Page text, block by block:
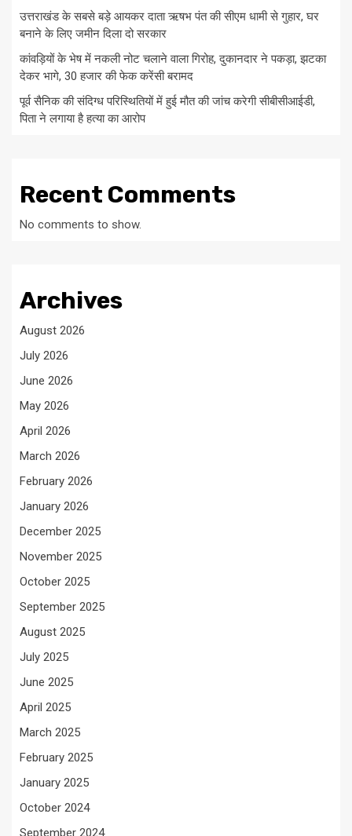
उत्तराखंड के सबसे बड़े आयकर दाता ऋषभ पंत की सीएम धामी से गुहार, घर
बनाने के लिए जमीन दिला दो सरकार
कांवड़ियों के भेष में नकली नोट चलाने वाला गिरोह, दुकानदार ने पकड़ा, झटका
देकर भागे, 30 हजार की फेक करेंसी बरामद
पूर्व सैनिक की संदिग्ध परिस्थितियों में हुई मौत की जांच करेगी सीबीसीआईडी,
पिता ने लगाया है हत्या का आरोप
Recent Comments
No comments to show.
Archives
August 2026
July 2026
June 2026
May 2026
April 2026
March 2026
February 2026
January 2026
December 2025
November 2025
October 2025
September 2025
August 2025
July 2025
June 2025
April 2025
March 2025
February 2025
January 2025
October 2024
September 2024